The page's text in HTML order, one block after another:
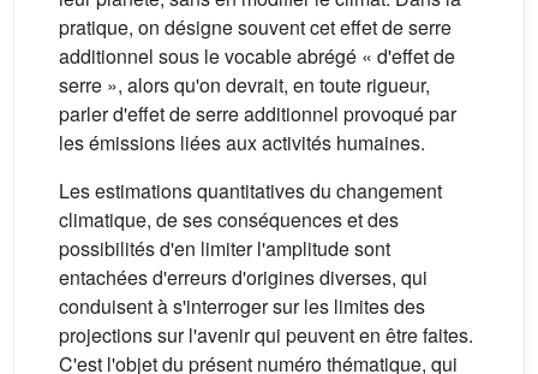
pratique, on désigne souvent cet effet de serre
additionnel sous le vocable abrégé « d'effet de
serre », alors qu'on devrait, en toute rigueur,
parler d'effet de serre additionnel provoqué par
les émissions liées aux activités humaines.
Les estimations quantitatives du changement
climatique, de ses conséquences et des
possibilités d'en limiter l'amplitude sont
entachées d'erreurs d'origines diverses, qui
conduisent à s'interroger sur les limites des
projections sur l'avenir qui peuvent en être faites.
C'est l'objet du présent numéro thématique, qui